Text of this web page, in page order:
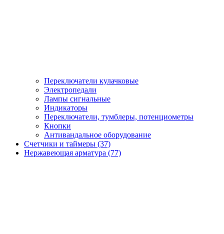
Переключатели кулачковые
Электропедали
Лампы сигнальные
Индикаторы
Переключатели, тумблеры, потенциометры
Кнопки
Антивандальное оборудование
Счетчики и таймеры (37)
Нержавеющая арматура (77)